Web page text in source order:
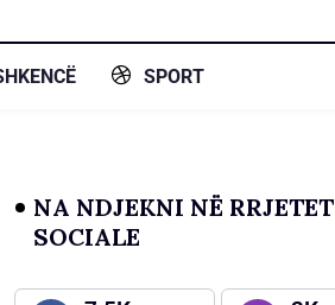
SPORT
NA NDJEKNI NË RRJETET
SOCIALE